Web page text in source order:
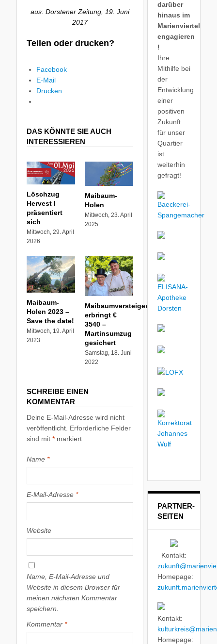
aus: Dorstener Zeitung, 19. Juni
2017
Teilen oder drucken?
Facebook
E-Mail
Drucken
DAS KÖNNTE SIE AUCH
INTERESSIEREN
Löschzug
Hervest I
präsentiert
sich
Mittwoch, 29. April
2026
Maibaum-
Holen
Mittwoch, 23. April
2025
Maibaum-
Holen 2023 –
Save the date!
Mittwoch, 19. April
2023
Maibaumversteigerung
erbringt €
3540 –
Martinsumzug
gesichert
Samstag, 18. Juni
2022
SCHREIBE EINEN
KOMMENTAR
Deine E-Mail-Adresse wird nicht
veröffentlicht. Erforderliche Felder
sind mit *markiert
Name *
E-Mail-Adresse *
Website
Name, E-Mail-Adresse und
Website in diesem Browser für
meinen nächsten Kommentar
speichern.
Kommentar *
darüber
hinaus im
Marienviertel
engagieren
!
Ihre
Mithilfe bei
der
Entwicklung
einer
positiven
Zukunft
für unser
Quartier
ist
weiterhin
gefragt!
PARTNER-
SEITEN
Kontakt:
Homepage:
Kontakt:
Homepage: